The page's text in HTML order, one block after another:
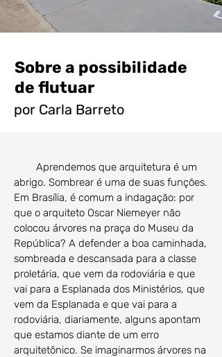
Sobre a possibilidade
de flutuar
por Carla Barreto
Aprendemos que arquitetura é um
abrigo. Sombrear é uma de suas funções.
Em Brasília, é comum a indagação: por
que o arquiteto Oscar Niemeyer não
colocou árvores na praça do Museu da
República? A defender a boa caminhada,
sombreada e descansada para a classe
proletária, que vem da rodoviária e que
vai para a Esplanada dos Ministérios, que
vem da Esplanada e que vai para a
rodoviária, diariamente, alguns apontam
que estamos diante de um erro
arquitetônico. Se imaginarmos árvores na